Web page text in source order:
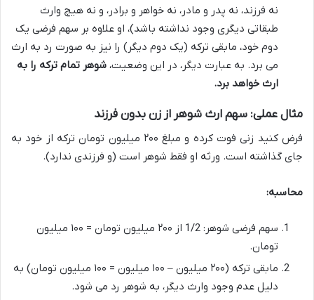
نه فرزند، نه پدر و مادر، نه خواهر و برادر، و نه هیچ وارث
طبقاتی دیگری وجود نداشته باشد)، او علاوه بر سهم فرضی یک
دوم خود، مابقی ترکه (یک دوم دیگر) را نیز به صورت رد به ارث
می برد. به عبارت دیگر، در این وضعیت، شوهر تمام ترکه را به
ارث خواهد برد.
مثال عملی: سهم ارث شوهر از زن بدون فرزند
فرض کنید زنی فوت کرده و مبلغ ۲۰۰ میلیون تومان ترکه از خود به
جای گذاشته است. ورثه او فقط شوهر است (و فرزندی ندارد).
محاسبه:
سهم فرضی شوهر: 1/2 از ۲۰۰ میلیون تومان = ۱۰۰ میلیون
تومان.
مابقی ترکه (۲۰۰ میلیون – ۱۰۰ میلیون = ۱۰۰ میلیون تومان) به
دلیل عدم وجود وارث دیگر، به شوهر رد می شود.